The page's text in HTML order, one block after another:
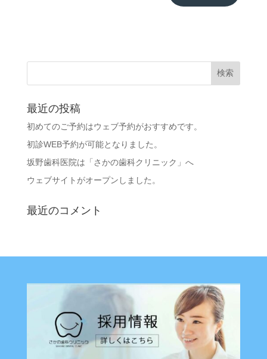
最近の投稿
初めてのご予約はウェブ予約がおすすめです。
初診WEB予約が可能となりました。
坂野歯科医院は「さかの歯科クリニック」へ
ウェブサイトがオープンしました。
最近のコメント